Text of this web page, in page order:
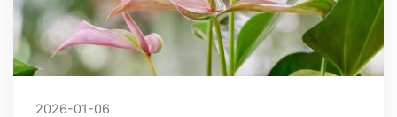
2026-01-06